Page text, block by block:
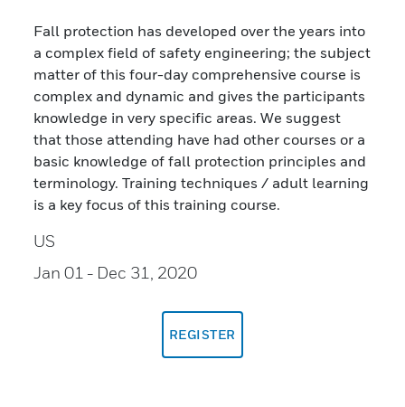
Fall protection has developed over the years into
a complex field of safety engineering; the subject
matter of this four-day comprehensive course is
complex and dynamic and gives the participants
knowledge in very specific areas. We suggest
that those attending have had other courses or a
basic knowledge of fall protection principles and
terminology. Training techniques / adult learning
is a key focus of this training course.
US
Jan 01 - Dec 31, 2020
REGISTER